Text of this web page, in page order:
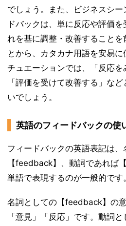
でしょう。また、ビジネスシ
ドバックは、単に反応や評価
れを基に調整・改善することを
とから、カタカナ用語を安易
チュエーションでは、「反応を
「評価を受けて改善する」な
いでしょう。
英語のフィードバックの使
フィードバックの英語表記は、
【feedback】、動詞であれば
単語で表現するのが一般的です。
名詞としての【feedback】の意
「意見」「反応」です。動詞